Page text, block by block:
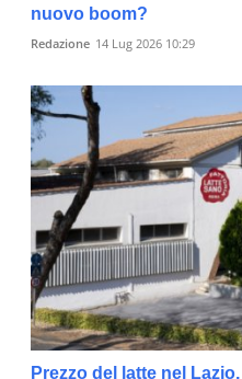
nuovo boom?
Redazione 14 Lug 2026 10:29
Prezzo del latte nel